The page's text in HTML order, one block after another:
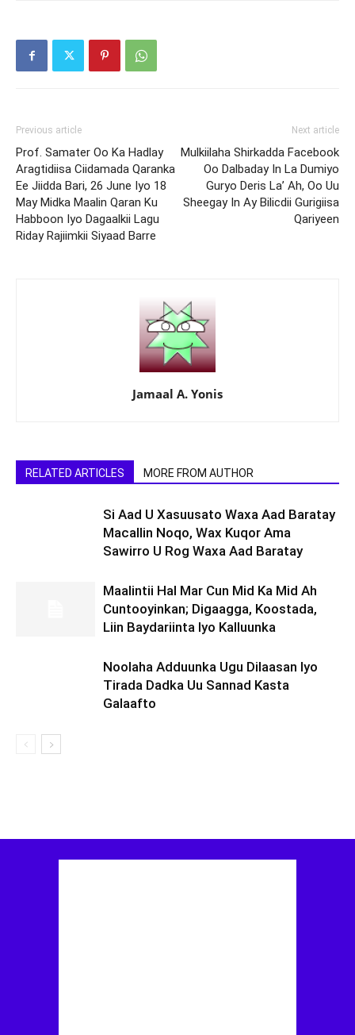
Previous article
Prof. Samater Oo Ka Hadlay
Aragtidiisa Ciidamada Qaranka
Ee Jiidda Bari, 26 June Iyo 18
May Midka Maalin Qaran Ku
Habboon Iyo Dagaalkii Lagu
Riday Rajiimkii Siyaad Barre
Next article
Mulkiilaha Shirkadda Facebook
Oo Dalbaday In La Dumiyo
Guryo Deris La’ Ah, Oo Uu
Sheegay In Ay Bilicdii Gurigiisa
Qariyeen
Jamaal A. Yonis
RELATED ARTICLES MORE FROM AUTHOR
Si Aad U Xasuusato Waxa Aad Baratay
Macallin Noqo, Wax Kuqor Ama
Sawirro U Rog Waxa Aad Baratay
Maalintii Hal Mar Cun Mid Ka Mid Ah
Cuntooyinkan; Digaagga, Koostada,
Liin Baydariinta Iyo Kalluunka
Noolaha Adduunka Ugu Dilaasan Iyo
Tirada Dadka Uu Sannad Kasta
Galaafto